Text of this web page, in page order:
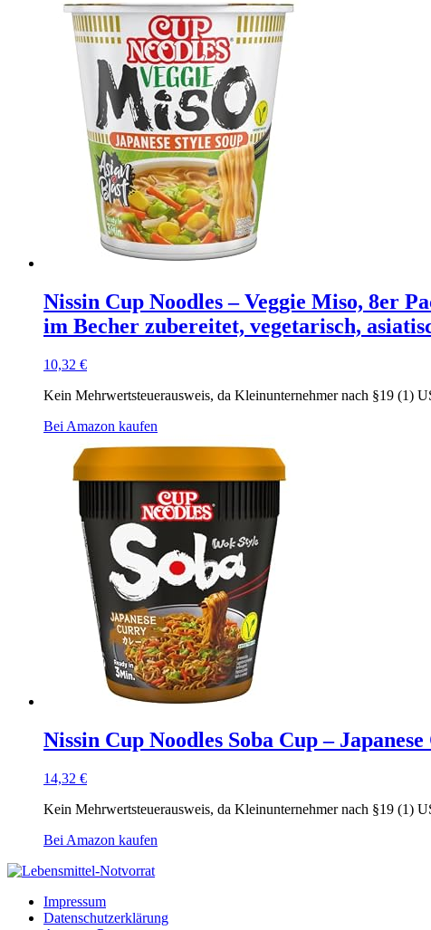
Nissin Cup Noodles – Veggie Miso, 8er
im Becher zubereitet, vegetarisch,
10,32 €
Kein Mehrwertsteuerausweis, da Kleinunternehmer nach §19 (1)
Bei Amazon kaufen
Nissin Cup Noodles Soba Cup –
14,32 €
Kein Mehrwertsteuerausweis, da Kleinunternehmer nach §19 (1)
Bei Amazon kaufen
Impressum
Datenschutzerklärung